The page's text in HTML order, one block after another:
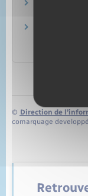
Affichage
© Direction de
comarquage